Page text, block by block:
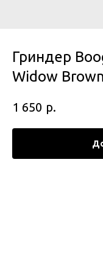
Гриндер
Widow Brown
1 650 р.